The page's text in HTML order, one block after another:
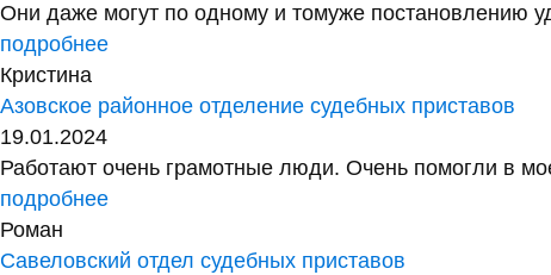
Они даже могут по одному и томуже постановлению
подробнее
Кристина
Азовское районное отделение судебных приставов
19.01.2024
Работают очень грамотные люди. Очень помогли в
подробнее
Роман
Савеловский отдел судебных приставов